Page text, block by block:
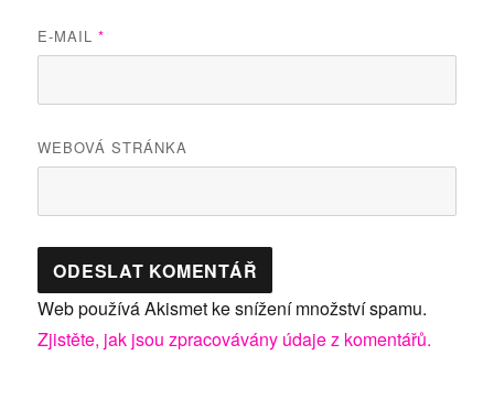
E-MAIL*
WEBOVÁ STRÁNKA
Web používá Akismet ke snížení množství spamu.
Zjistěte, jak jsou zpracovávány údaje z komentářů.